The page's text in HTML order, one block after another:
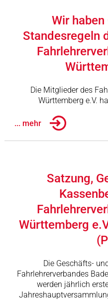
Wir
Standesregeln
Die Mitglieder des
Württemberg e.V.
... mehr
Satzung,
Württemberg
Die Geschäfts-
Fahrlehrerverbandes
werden jährlich